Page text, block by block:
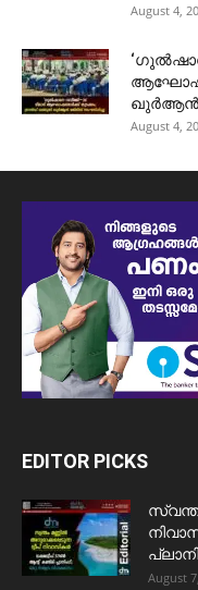
August 4,
ഖുർആൻ
August 4,
EDITOR PICKS
August